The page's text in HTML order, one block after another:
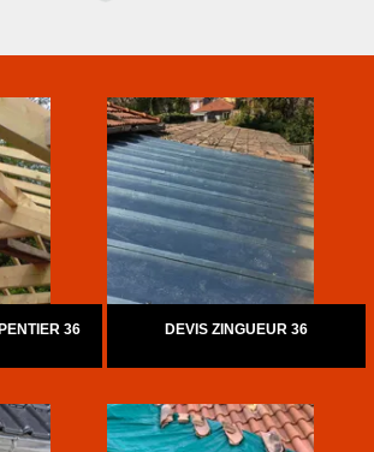
36 DEVIS ZINGUEUR 36